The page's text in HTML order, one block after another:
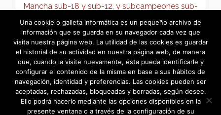
Mancha sub-18 y sub-12, y subcampeones sub-
14 →
Una cookie o galleta informática es un pequeño archivo de
información que se guarda en su navegador cada vez que
visita nuestra página web. La utilidad de las cookies es guardar
el historial de su actividad en nuestra página web, de manera
que, cuando la visite nuevamente, ésta pueda identificarle y
configurar el contenido de la misma en base a sus hábitos de
navegación, identidad y preferencias. Las cookies pueden ser
aceptadas, rechazadas, bloqueadas y borradas, según desee.
Ello podrá hacerlo mediante las opciones disponibles en la
presente ventana o a través de la configuración de su